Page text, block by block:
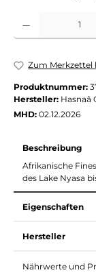
Produkt Anzahl: Gib
Zum Merkzettel
Produktnummer:
Hersteller: Hasnaâ
MHD: 02.12.2026
Beschreibung
Afrikanische
des Lake Nyasa
Eigenschaften
Hersteller
Nährwerte und